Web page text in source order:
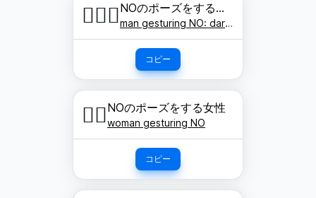
🙅🏿‍♂️ NOのポーズをする男性: 濃い肌色
man gesturing NO: dark skin tone
コピー
🙅‍♀️NOのポーズをする女性
woman gesturing NO
コピー